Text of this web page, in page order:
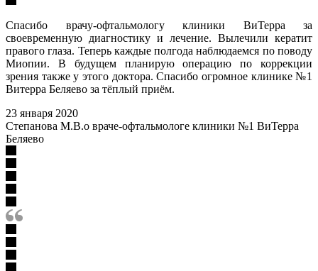
Спасибо врачу-офтальмологу клиники ВиТерра за
своевременную диагностику и лечение. Вылечили кератит
правого глаза. Теперь каждые полгода наблюдаемся по поводу
Миопии. В будущем планирую операцию по коррекции
зрения также у этого доктора. Спасибо огромное клинике №1
Витерра Беляево за тёплый приём.
23 января 2020
Степанова М.В.о враче-офтальмологе клиники №1 ВиТерра
Беляево